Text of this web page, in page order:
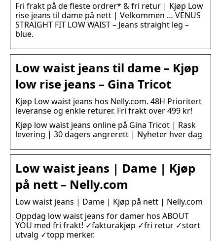
Fri frakt på de fleste ordrer* & fri retur | Kjøp Low
rise jeans til dame på nett | Velkommen … VENUS
STRAIGHT FIT LOW WAIST – Jeans straight leg –
blue.
Low waist jeans til dame – Kjøp
low rise jeans – Gina Tricot
Kjøp Low waist jeans hos Nelly.com. 48H Prioritert
leveranse og enkle returer. Fri frakt over 499 kr!
Kjøp low waist jeans online på Gina Tricot | Rask
levering | 30 dagers angrerett | Nyheter hver dag
Low waist jeans | Dame | Kjøp
på nett – Nelly.com
Low waist jeans | Dame | Kjøp på nett | Nelly.com
Oppdag low waist jeans for damer hos ABOUT
YOU med fri frakt! ✓fakturakjøp ✓fri retur ✓stort
utvalg ✓topp merker.